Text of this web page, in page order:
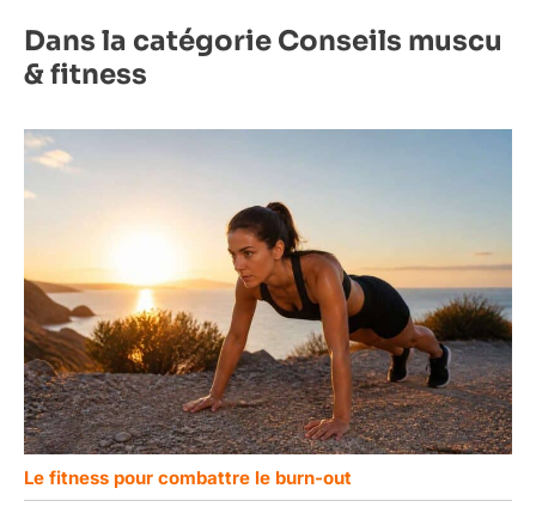
Dans la catégorie Conseils muscu
& fitness
Le fitness pour combattre le burn-out